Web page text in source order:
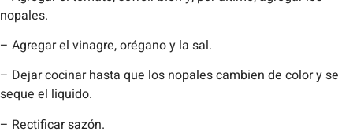
nopales.
– Agregar el vinagre, orégano y la sal.
– Dejar cocinar hasta que los nopales cambien de color y se
seque el liquido.
– Rectificar sazón.